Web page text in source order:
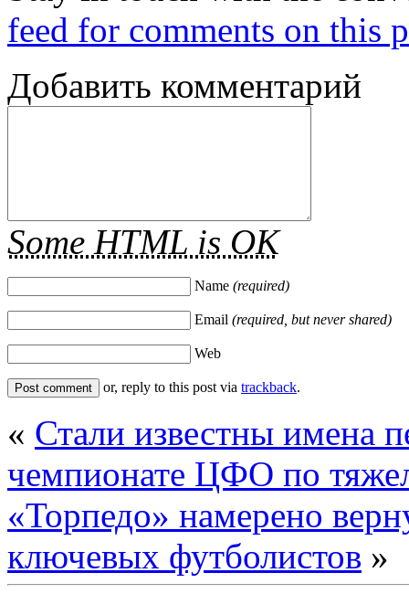
feed for comments on this
Добавить комментарий
Some HTML is OK
Name (required)
Email (required, but never shared)
Web
or, reply to this post via trackback.
« Стали известны имена
чемпионате ЦФО по
«Торпедо» намерено
ключевых футболистов »